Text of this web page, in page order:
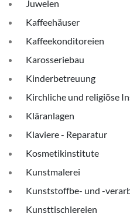
Juwelen
Kaffeehäuser
Kaffeekonditoreien
Karosseriebau
Kinderbetreuung
Kirchliche und religiöse
Kläranlagen
Klaviere - Reparatur
Kosmetikinstitute
Kunstmalerei
Kunststoffbe- und -
Kunsttischlereien